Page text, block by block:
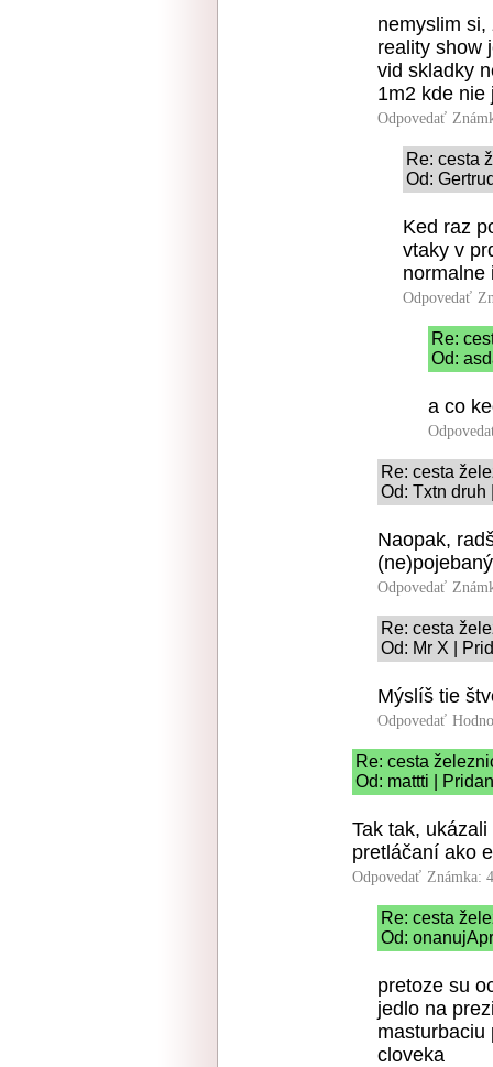
nemyslim
reality show
vid skladky
1m2 kde nie
Odpovedať
Re: cesta
Od:
Ked raz
vtaky v
normalne
Odpovedať
Re:
Od:
a co
Re: cesta
Od: Txtn druh
Naopak,
Odpovedať
Re: cesta
Od: Mr X |
Mýslíš tie
Odpovedať
Re: cesta
Od: mattti |
Tak tak,
pretláčaní ako
Odpovedať Známka:
Re: cesta
Od:
pretoze su
jedlo na
masturbaciu
cloveka